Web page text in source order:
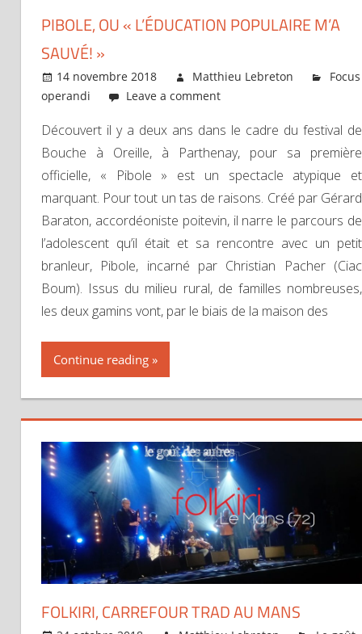
PIBOLE, OU « L’ÉDUCATION POPULAIRE M’A
SAUVÉ! »
14 novembre 2018 Matthieu Lebreton
Focus
operandi
Leave a comment
Découvert il y a deux ans dans le cadre du festival de
Bouche à Oreille, à Parthenay, pour sa première
officielle, « Pibole » est un spectacle atypique et
marquant. Pour tout un tas de raisons. Créé par Gérard
Baraton, accordéoniste poitevin, il narre le parcours de
l’adolescent qu’il était et sa rencontre avec un petit
branleur, Pibole, incarné par Christian Pacher (Ciac
Boum). Issus du milieu rural, de familles nombreuses,
les deux gamins vont, par le biais de la maison des
Continue reading
FOLKIRI, CARREFOUR TRAD AU MANS